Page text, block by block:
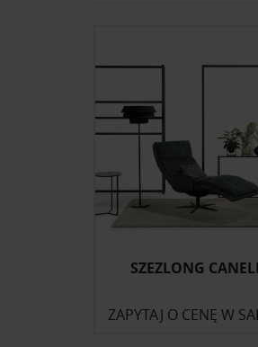
SZEZLONG
ZAPYTAJ O CENĘ W